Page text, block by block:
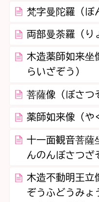
梵字曼陀羅（ぼ
両部曼荼羅（り
木造薬師如来坐
らいざぞう）
菩薩像（ぼさつ
薬師如来像（や
十一面観音菩薩
んのんぼさつざ
木造不動明王立
ぞうふどうみょ